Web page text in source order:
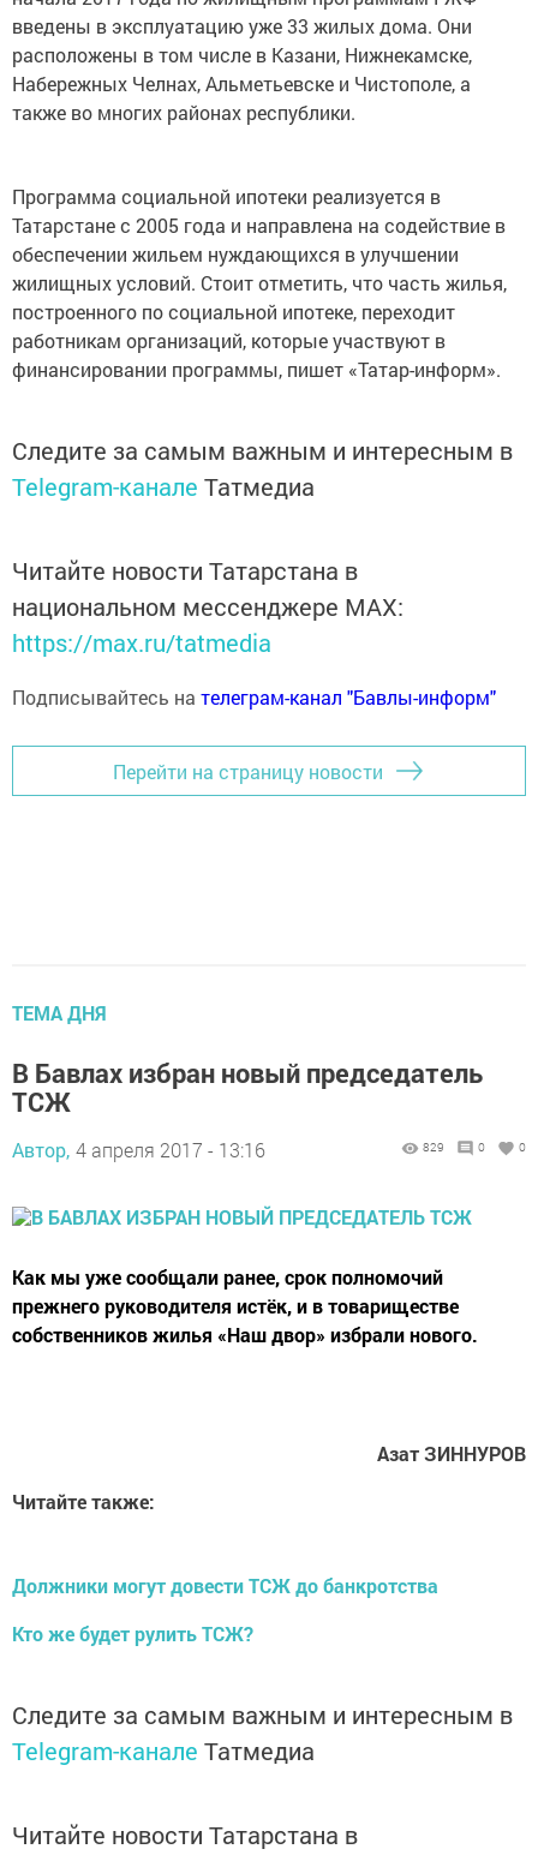
введены в эксплуатацию уже 33 жилых дома. Они
расположены в том числе в Казани, Нижнекамске,
Набережных Челнах, Альметьевске и Чистополе, а
также во многих районах республики.
Программа социальной ипотеки реализуется в
Татарстане с 2005 года и направлена на содействие в
обеспечении жильем нуждающихся в улучшении
жилищных условий. Стоит отметить, что часть жилья,
построенного по социальной ипотеке, переходит
работникам организаций, которые участвуют в
финансировании программы, пишет «Татар-информ».
Следите за самым важным и интересным в
Telegram-канале Татмедиа
Читайте новости Татарстана в
национальном мессенджере MАХ:
https://max.ru/tatmedia
Подписывайтесь на телеграм-канал "Бавлы-информ"
Перейти на страницу новости
ТЕМА ДНЯ
В Бавлах избран новый председатель
ТСЖ
Автор, 4 апреля 2017 - 13:16 829 0 0
Как мы уже сообщали ранее, срок полномочий
прежнего руководителя истёк, и в товариществе
собственников жилья «Наш двор» избрали нового.
Азат ЗИННУРОВ
Читайте также:
Должники могут довести ТСЖ до банкротства
Кто же будет рулить ТСЖ?
Следите за самым важным и интересным в
Telegram-канале Татмедиа
Читайте новости Татарстана в